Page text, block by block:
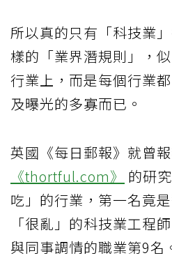
所以真的只有「科技業
樣的「業界潛規則」，
行業上，而是每個行業
及曝光的多寡而已。
英國《每日郵報》就曾
《thortful.com》 的研
吃」的行業，第一名竟
「很亂」的科技業工程
與同事調情的職業第9名